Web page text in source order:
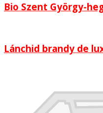
Bio Szent György-
Lánchid brandy de